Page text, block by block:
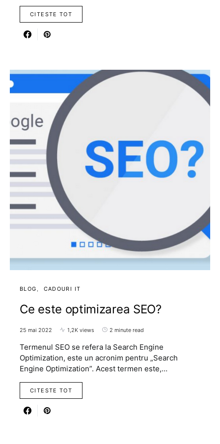
CITESTE TOT
BLOG CADOURI IT
Ce este optimizarea SEO?
25 mai 2022 1,2K views 2 minute read
Termenul SEO se refera la Search Engine
Optimization, este un acronim pentru „Search
Engine Optimization”. Acest termen este,…
CITESTE TOT